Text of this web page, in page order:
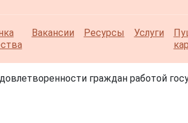
Вакансии Ресурсы Услуги
граждан работой